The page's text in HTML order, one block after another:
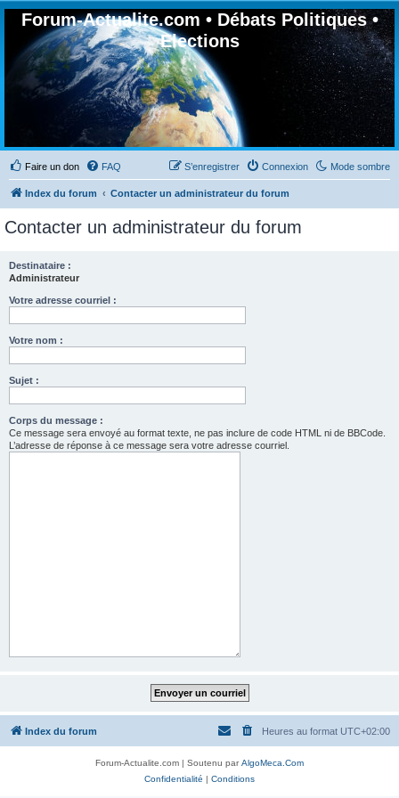
Forum-Actualite.com • Débats Politiques •
Elections
Faire un don Mode sombre
FAQ Connexion
S’enregistrer
Index du forum Contacter un administrateur du forum
Contacter un administrateur du forum
Destinataire :
Administrateur
Votre adresse courriel :
Votre nom :
Sujet :
Corps du message :
Ce message sera envoyé au format texte, ne pas inclure de code HTML ni de BBCode.
L’adresse de réponse à ce message sera votre adresse courriel.
Index du forum Heures au format UTC+02:00
Forum-Actualite.com | Soutenu parAlgoMeca.Com
Confidentialité | Conditions